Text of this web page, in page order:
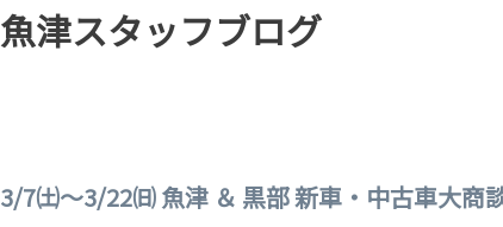
魚津スタッフブログ
3/7㈯～3/22㈰ 魚津 ＆ 黒部 新車・中古車大商